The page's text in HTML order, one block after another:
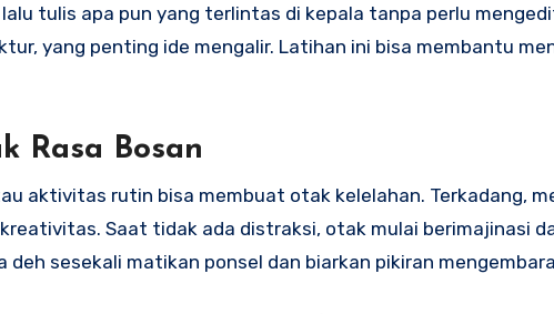
tulis apa pun yang terlintas di kepala tanpa perlu
yang penting ide mengalir. Latihan ini bisa membantu
Rasa Bosan
aktivitas rutin bisa membuat otak kelelahan. Terkadang,
Saat tidak ada distraksi, otak mulai berimajinasi
deh sesekali matikan ponsel dan biarkan pikiran